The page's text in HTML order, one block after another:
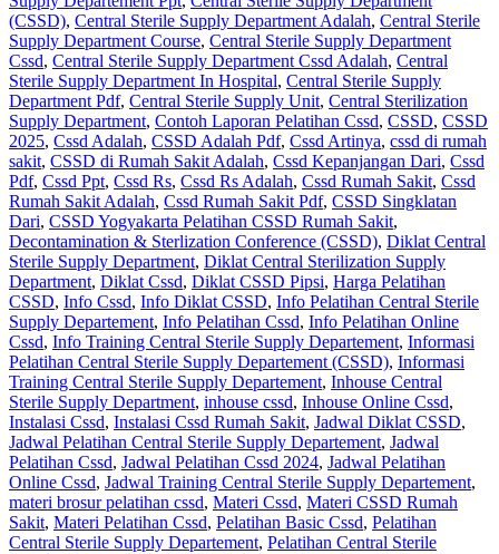
(CSSD), Central Sterile Supply Department Adalah, Central Sterile
Supply Department Course, Central Sterile Supply Department
Cssd, Central Sterile Supply Department Cssd Adalah, Central
Sterile Supply Department In Hospital, Central Sterile Supply
Department Pdf, Central Sterile Supply Unit, Central Sterilization
Supply Department, Contoh Laporan Pelatihan Cssd, CSSD, CSSD
2025, Cssd Adalah, CSSD Adalah Pdf, Cssd Artinya, cssd di rumah
sakit, CSSD di Rumah Sakit Adalah, Cssd Kepanjangan Dari, Cssd
Pdf, Cssd Ppt, Cssd Rs, Cssd Rs Adalah, Cssd Rumah Sakit, Cssd
Rumah Sakit Adalah, Cssd Rumah Sakit Pdf, CSSD Singklatan
Dari, CSSD Yogyakarta Pelatihan CSSD Rumah Sakit,
Decontamination & Sterlization Conference (CSSD), Diklat Central
Sterile Supply Department, Diklat Central Sterilization Supply
Department, Diklat Cssd, Diklat CSSD Pipsi, Harga Pelatihan
CSSD, Info Cssd, Info Diklat CSSD, Info Pelatihan Central Sterile
Supply Departement, Info Pelatihan Cssd, Info Pelatihan Online
Cssd, Info Training Central Sterile Supply Departement, Informasi
Pelatihan Central Sterile Supply Departement (CSSD), Informasi
Training Central Sterile Supply Departement, Inhouse Central
Sterile Supply Department, inhouse cssd, Inhouse Online Cssd,
Instalasi Cssd, Instalasi Cssd Rumah Sakit, Jadwal Diklat CSSD,
Jadwal Pelatihan Central Sterile Supply Departement, Jadwal
Pelatihan Cssd, Jadwal Pelatihan Cssd 2024, Jadwal Pelatihan
Online Cssd, Jadwal Training Central Sterile Supply Departement,
materi brosur pelatihan cssd, Materi Cssd, Materi CSSD Rumah
Sakit, Materi Pelatihan Cssd, Pelatihan Basic Cssd, Pelatihan
Central Sterile Supply Departement, Pelatihan Central Sterile